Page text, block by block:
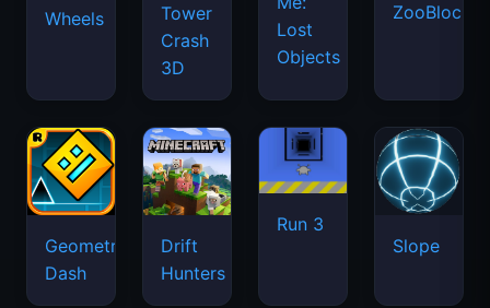
Wheels
Tower
Crash
3D
Lost
Objects
ZooBlocks
Geometry
Dash
Drift
Hunters
Run 3
Slope